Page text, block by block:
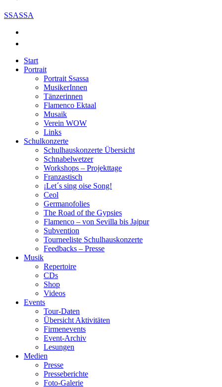
SSASSA
Start
Portrait
Portrait Ssassa
MusikerInnen
Tänzerinnen
Flamenco Ektaal
Musaik
Verein WOW
Links
Schulkonzerte
Schulhauskonzerte Übersicht
Schnabelwetzer
Workshops – Projekttage
Franzastisch
¡Let´s sing oise Song!
Ceol
Germanofolies
The Road of the Gypsies
Flamenco – von Sevilla bis Jajpur
Subvention
Tourneeliste Schulhauskonzerte
Feedbacks – Presse
Musik
Repertoire
CDs
Shop
Videos
Events
Tour-Daten
Übersicht Aktivitäten
Firmenevents
Event-Archiv
Lesungen
Medien
Presse
Presseberichte
Foto-Galerie